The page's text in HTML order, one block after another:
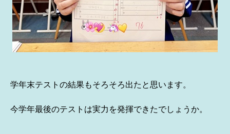
学年末テストの結果もそろそろ出たと思います。
今学年最後のテストは実力を発揮できたでしょうか。